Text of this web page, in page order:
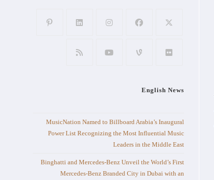
English News
MusicNation Named to Billboard Arabia’s Inaugural
Power List Recognizing the Most Influential Music
Leaders in the Middle East
Binghatti and Mercedes-Benz Unveil the World’s First
Mercedes-Benz Branded City in Dubai with an